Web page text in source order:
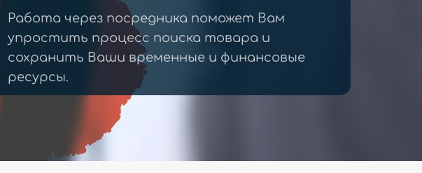
Работа через посредника поможет Вам
упростить процесс поиска товара и
сохранить Ваши временные и финансовые
ресурсы.